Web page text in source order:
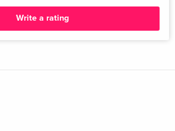
Write a rating